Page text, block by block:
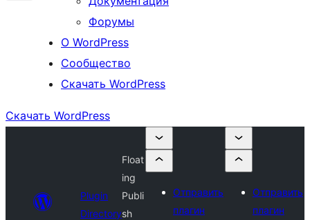
Форумы
О WordPress
Сообщество
Скачать WordPress
Скачать WordPress
Plugin
Directory
Float
ing
Publi
sh
Отправить
плагин
Отправить
плагин